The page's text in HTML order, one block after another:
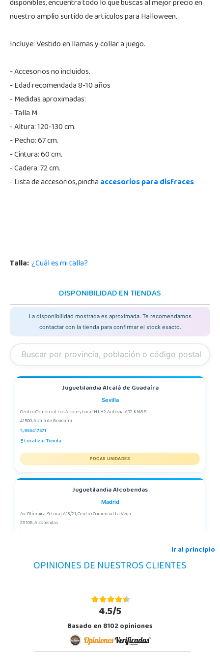
disponibles, encuentra todo lo que buscas al mejor precio en
nuestro amplio surtido de artículos para Halloween.
Incluye: Vestido en llamas y collar a juego.
- Accesorios no incluidos.
- Edad recomendada 8-10 años
- Medidas aproximadas:
- Talla M
- Altura: 120-130 cm.
- Pecho: 67 cm.
- Cintura: 60 cm.
- Cadera: 72 cm.
- Lista de accesorios, pinchaaccesorios para disfraces
Talla:¿Cuál es mi talla?
DISPONIBILIDAD EN TIENDAS
La disponibilidad mostrada es aproximada. Te recomendamos
contactar con la tienda para confirmar el stock exacto.
Juguetilandia Alcalá de Guadaíra
Sevilla
Centro Comercial Los Alcores, Local H1 H2 Autovia A92 KM8.8
41500, Alcalá de Guadaíra
955417571
Localizar Tienda
POCAS UNIDADES
Juguetilandia Alcobendas
Madrid
Av. Olímpica, 9, Local A13/21, Centro Comercial La Vega
28108, Alcobendas
Juguetilandia Alfafar Parc Alfafar
Valencia
Plaza Consolat del Mar, 18. Parque comercial Alfafar Parc
Ir al principio
OPINIONES DE NUESTROS CLIENTES
4.5/5
Basado en 8102 opiniones